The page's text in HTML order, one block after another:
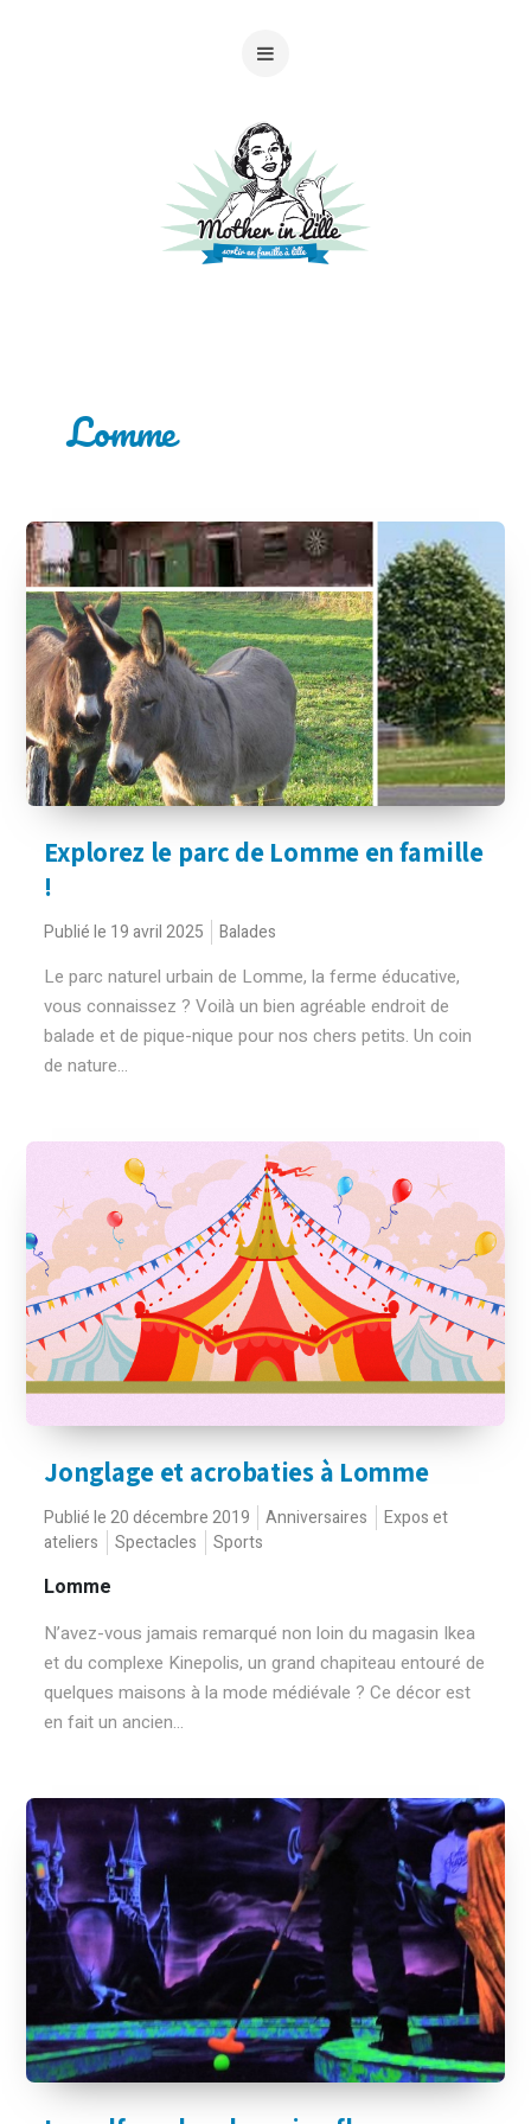
Lomme
Explorez le parc de Lomme en famille
!
Publié le 19 avril 2025 Balades
Le parc naturel urbain de Lomme, la ferme éducative,
vous connaissez ? Voilà un bien agréable endroit de
balade et de pique-nique pour nos chers petits. Un coin
de nature...
Jonglage et acrobaties à Lomme
Publié le 20 décembre 2019 Anniversaires
Expos et
ateliers
Spectacles Sports
Lomme
N’avez-vous jamais remarqué non loin du magasin Ikea
et du complexe Kinepolis, un grand chapiteau entouré de
quelques maisons à la mode médiévale ? Ce décor est
en fait un ancien...